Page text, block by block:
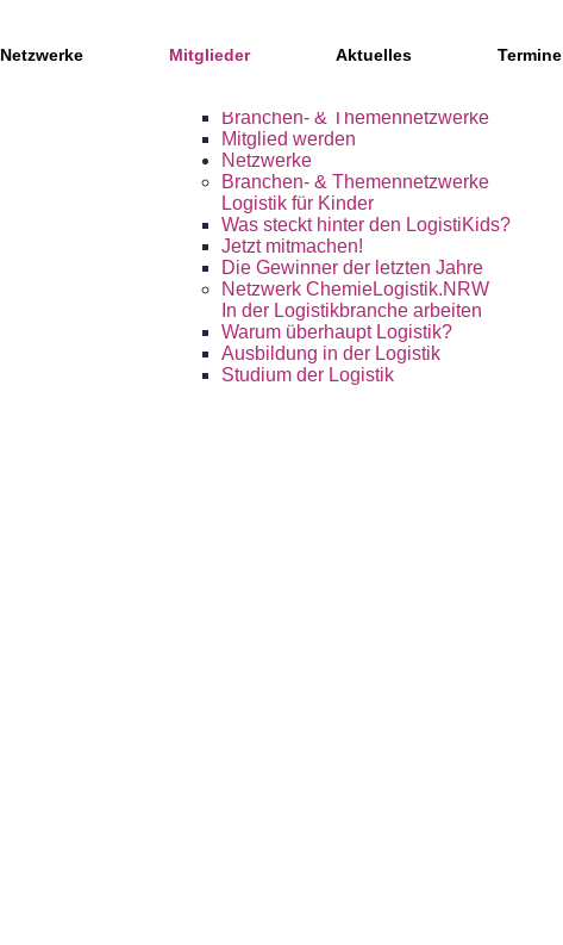
Netzwerke Mitglieder Aktuelles Termine
Mitglieder, Partner und Netzwerke
Branchen- & Themennetzwerke
Mitglied werden
Logistik für Kinder
Was steckt hinter den LogistiKids?
Jetzt mitmachen!
Die Gewinner der letzten Jahre
In der Logistikbranche arbeiten
Warum überhaupt Logistik?
Ausbildung in der Logistik
Studium der Logistik
Netzwerke
Branchen- & Themennetzwerke
Netzwerk ChemieLogistik.NRW